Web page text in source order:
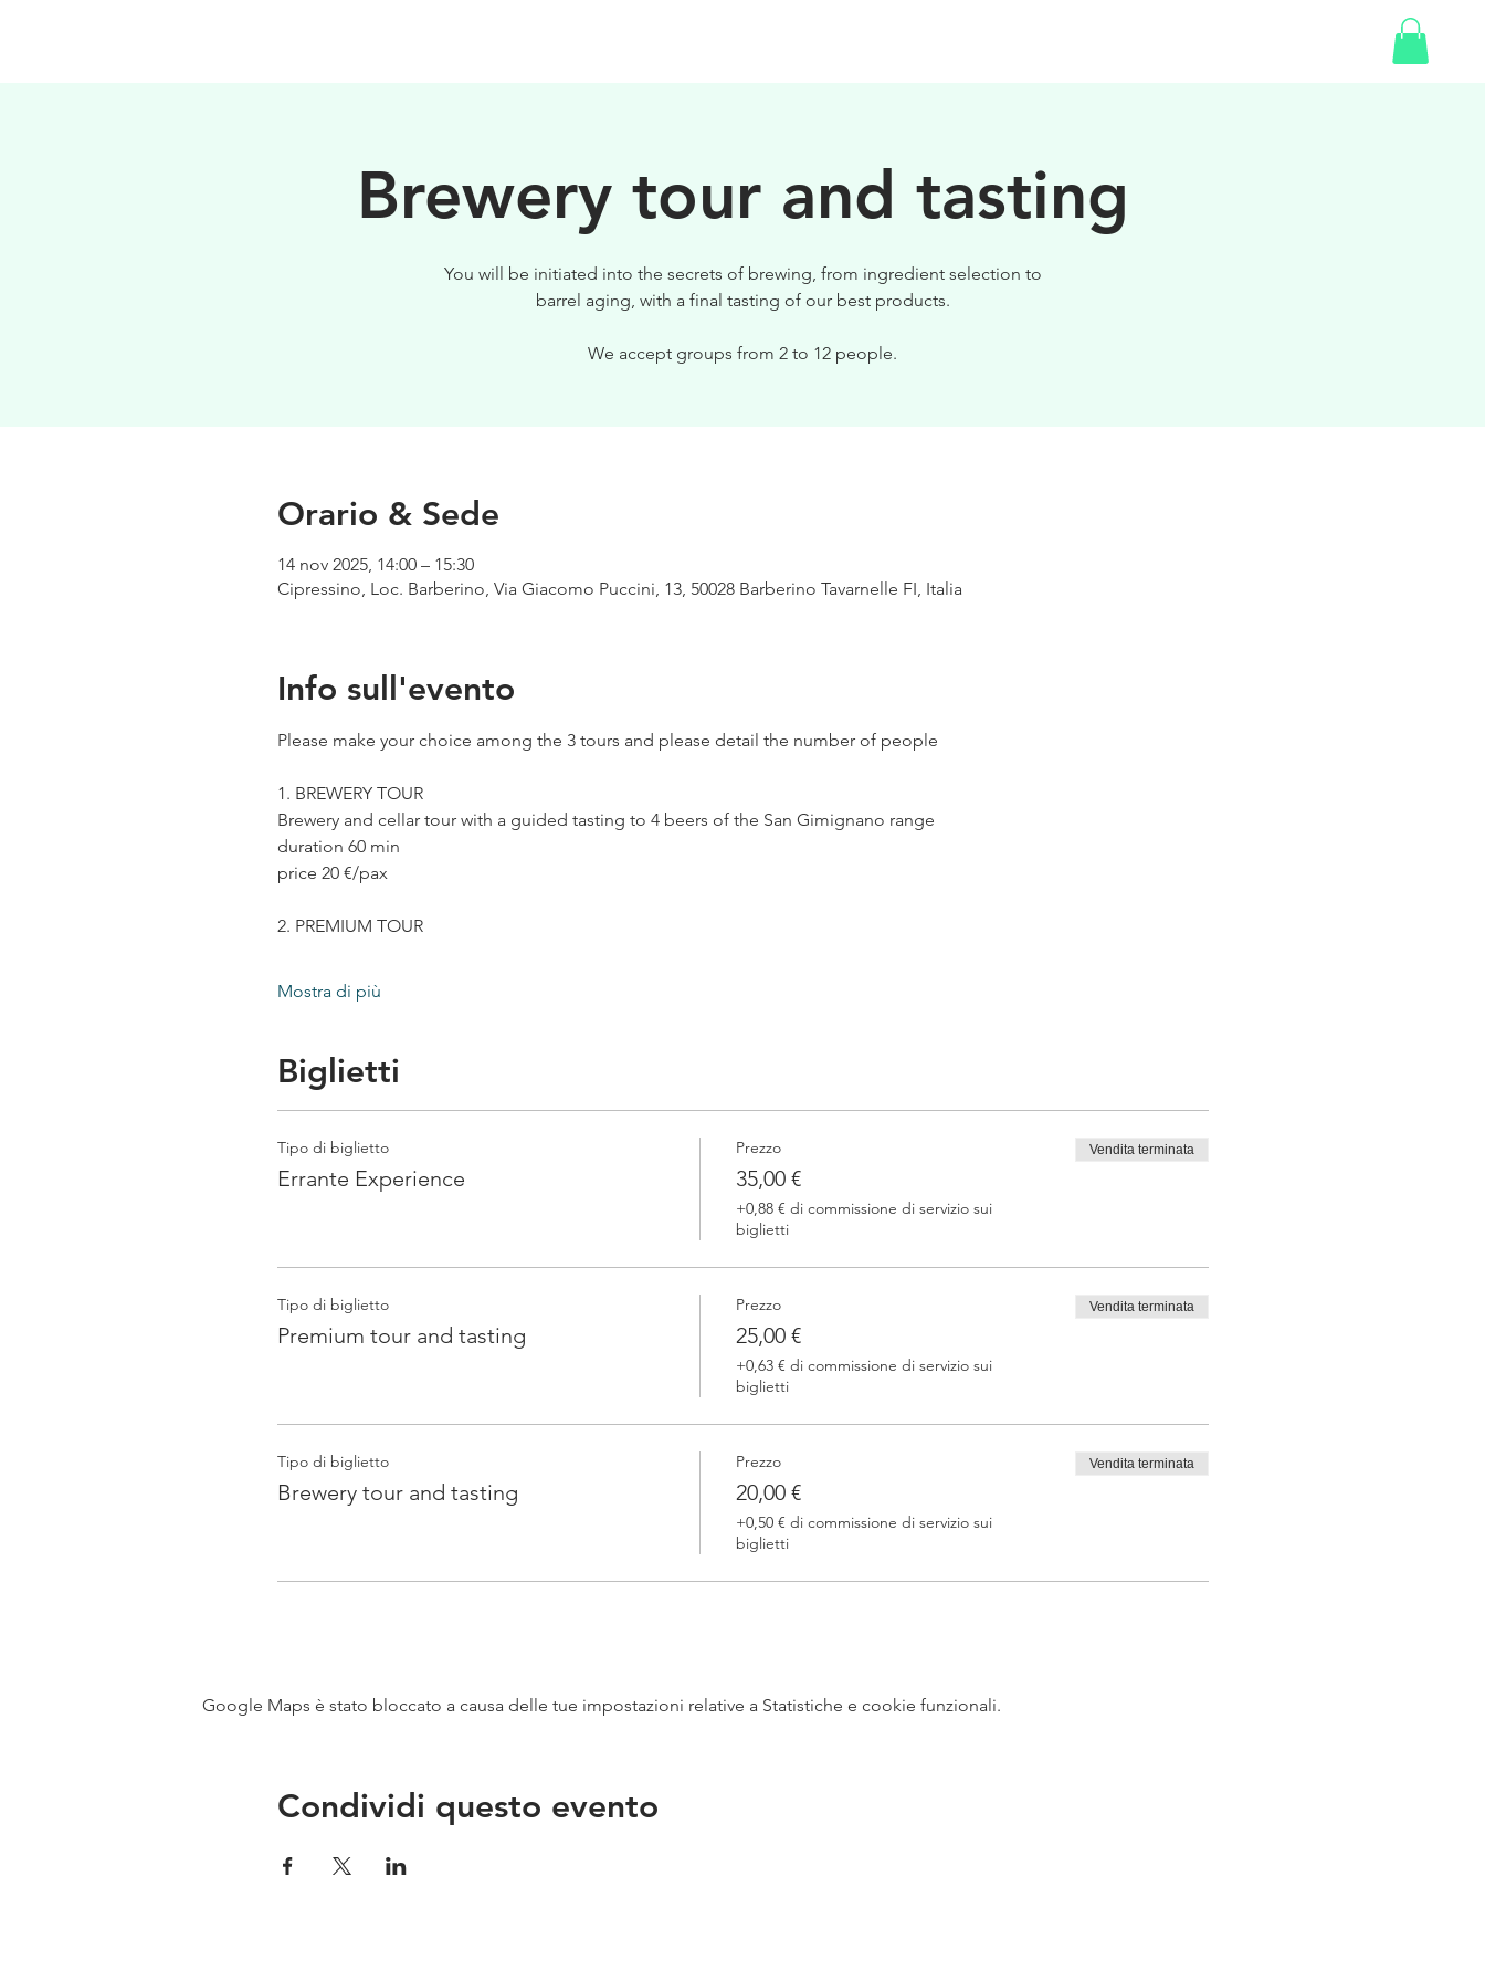
Brewery tour and tasting
You will be initiated into the secrets of brewing, from ingredient selection to
barrel aging, with a final tasting of our best products.
We accept groups from 2 to 12 people.
Orario & Sede
14 nov 2025, 14:00 – 15:30
Cipressino, Loc. Barberino, Via Giacomo Puccini, 13, 50028 Barberino Tavarnelle FI, Italia
Info sull'evento
Please make your choice among the 3 tours and please detail the number of people
1. BREWERY TOUR
Brewery and cellar tour with a guided tasting to 4 beers of the San Gimignano range
duration 60 min
price 20 €/pax
2. PREMIUM TOUR
Mostra di più
Biglietti
Tipo di biglietto
Errante Experience
Prezzo
35,00 €
+0,88 € di commissione di servizio sui
biglietti
Vendita terminata
Tipo di biglietto
Premium tour and tasting
Prezzo
25,00 €
+0,63 € di commissione di servizio sui
biglietti
Vendita terminata
Tipo di biglietto
Brewery tour and tasting
Prezzo
20,00 €
+0,50 € di commissione di servizio sui
biglietti
Vendita terminata
Google Maps è stato bloccato a causa delle tue impostazioni relative a Statistiche e cookie funzionali.
Condividi questo evento